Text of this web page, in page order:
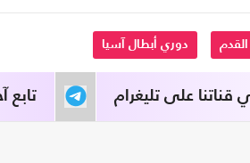
القدم دوري أبطال آسيا
تابع قناتنا على تليغرام